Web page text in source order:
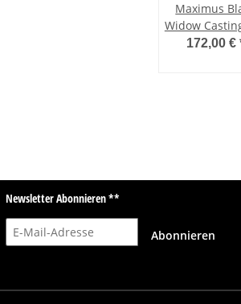
Maximus
Widow
cm 4-18
172,00 €
Newsletter Abonnieren **
E-Mail-Adresse
Abonnieren